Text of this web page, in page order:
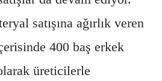
satışına ağırlık veren
400 baş erkek
üreticilerle